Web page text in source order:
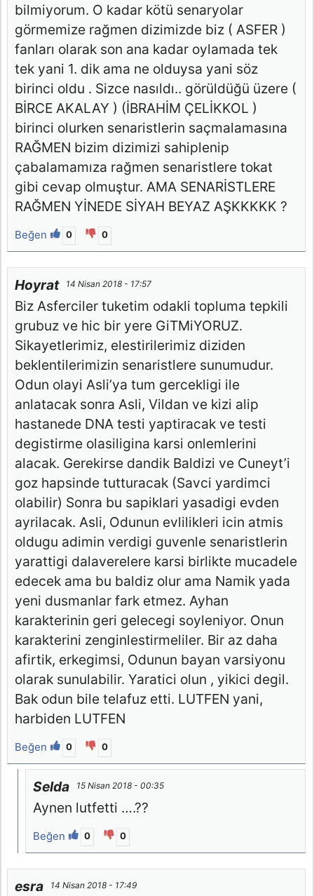
bilmiyorum. O kadar kötü senaryolar
görmemize rağmen dizimizde biz ( ASFER )
fanları olarak son ana kadar oylamada tek
tek yani 1. dik ama ne olduysa yani söz
birinci oldu . Sizce nasıldı.. görüldüğü üzere (
BİRCE AKALAY ) (İBRAHİM ÇELİKKOL )
birinci olurken senaristlerin saçmalamasına
RAĞMEN bizim dizimizi sahiplenip
çabalamamıza rağmen senaristlere tokat
gibi cevap olmuştur. AMA SENARİSTLERE
RAĞMEN YİNEDE SİYAH BEYAZ AŞKKKKK ?
Beğen 0 0
Hoyrat 14 Nisan 2018 - 17:57
Biz Asferciler tuketim odakli topluma tepkili
grubuz ve hic bir yere GiTMiYORUZ.
Sikayetlerimiz, elestirilerimiz diziden
beklentilerimizin senaristlere sunumudur.
Odun olayi Asli’ya tum gercekligi ile
anlatacak sonra Asli, Vildan ve kizi alip
hastanede DNA testi yaptiracak ve testi
degistirme olasiligina karsi onlemlerini
alacak. Gerekirse dandik Baldizi ve Cuneyt’i
goz hapsinde tutturacak (Savci yardimci
olabilir) Sonra bu sapiklari yasadigi evden
ayrilacak. Asli, Odunun evlilikleri icin atmis
oldugu adimin verdigi guvenle senaristlerin
yarattigi dalaverelere karsi birlikte mucadele
edecek ama bu baldiz olur ama Namik yada
yeni dusmanlar fark etmez. Ayhan
karakterinin geri gelecegi soyleniyor. Onun
karakterini zenginlestirmeliler. Bir az daha
afirtik, erkegimsi, Odunun bayan varsiyonu
olarak sunulabilir. Yaratici olun , yikici degil.
Bak odun bile telafuz etti. LUTFEN yani,
harbiden LUTFEN
Beğen 0 0
Selda 15 Nisan 2018 - 00:35
Aynen lutfetti ….??
Beğen 0 0
esra 14 Nisan 2018 - 17:49